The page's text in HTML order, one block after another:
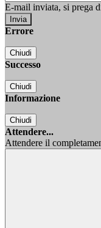
E-mail inviata, si prega
Errore
Chiudi
Successo
Chiudi
Informazione
Chiudi
Attendere...
Attendere il